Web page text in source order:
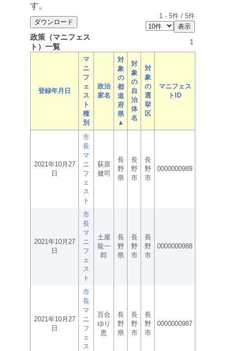
す。
1 - 5件 / 5件
政策（マニフェス
ト）一覧
1
登録年月日
マ
ニ
フ
ェ
ス
ト
種
別
政治
家名
対
象
の
都
道
府
県
▲
対
象
の
自
治
体
名
対
象
の
選
挙
区
マニフェス
トID
2021年10月27
日
市
長
マ
ニ
フ
ェ
ス
ト
荻原
健司
長
野
県
長
野
市
長
野
市
0000000989
2021年10月27
日
市
長
マ
ニ
フ
ェ
ス
ト
土屋
龍一
郎
長
野
県
長
野
市
長
野
市
0000000988
2021年10月27
日
市
長
マ
ニ
フ
ェ
ス
百合
ゆり
恵
長
野
県
長
野
市
長
野
市
0000000987